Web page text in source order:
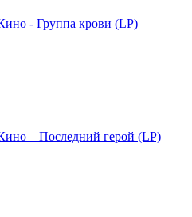
- Группа крови (LP)
– Последний герой (LP)